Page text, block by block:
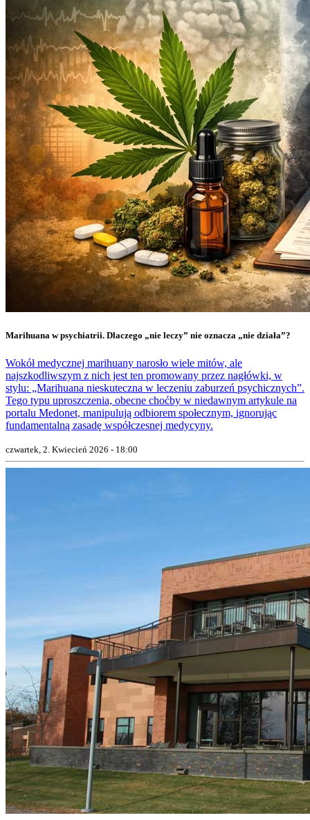
Marihuana w psychiatrii. Dlaczego „nie leczy” nie oznacza „nie działa”?
Wokół medycznej marihuany narosło wiele mitów, ale
najszkodliwszym z nich jest ten promowany przez nagłówki, w
stylu: „Marihuana nieskuteczna w leczeniu zaburzeń psychicznych”.
Tego typu uproszczenia, obecne choćby w niedawnym artykule na
portalu Medonet, manipulują odbiorem społecznym, ignorując
fundamentalną zasadę współczesnej medycyny.
czwartek, 2. Kwiecień 2026 - 18:00